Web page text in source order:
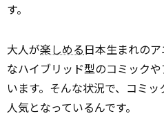
す。
大人が楽しめる日本生まれの
なハイブリッド型のコミック
います。そんな状況で、コミ
人気となっているんです。